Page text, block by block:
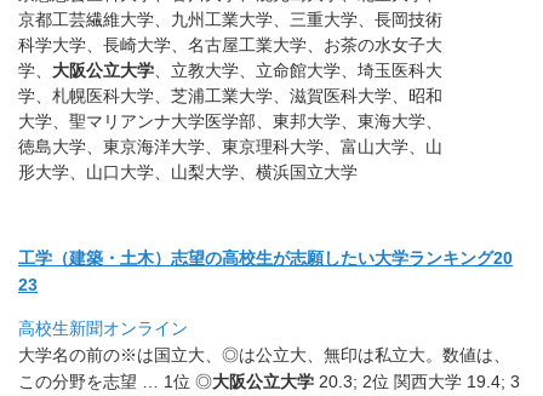
京都工芸繊維大学、九州工業大学、三重大学、長岡技術
科学大学、長崎大学、名古屋工業大学、お茶の水女子大
学、 大阪公立大学 、立教大学、立命館大学、埼玉医科大
学、札幌医科大学、芝浦工業大学、滋賀医科大学、昭和
大学、聖マリアンナ大学医学部、東邦大学、東海大学、
徳島大学、東京海洋大学、東京理科大学、富山大学、山
形大学、山口大学、山梨大学、横浜国立大学
工学（建築・土木）志望の高校生が志願したい大学ランキング20
23
高校生新聞オンライン
大学名の前の※は国立大、◎は公立大、無印は私立大。数値は、
この分野を志望 … 1位 ◎大阪公立大学 20.3; 2位 関西大学 19.4; 3